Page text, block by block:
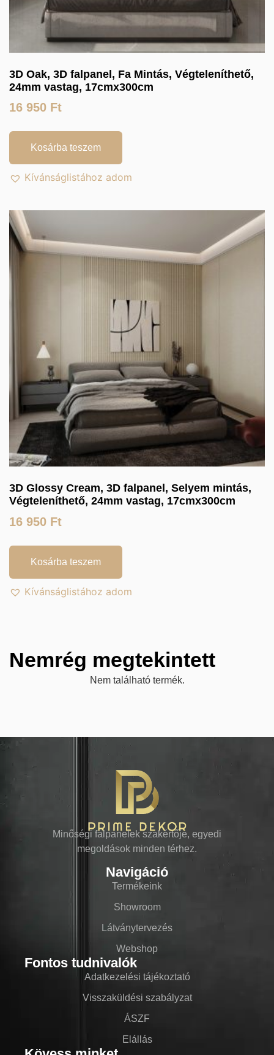
3D Oak, 3D falpanel, Fa Mintás, Végteleníthető,
24mm vastag, 17cmx300cm
16 950 Ft
Kosárba teszem
Kívánságlistához adom
3D Glossy Cream, 3D falpanel, Selyem mintás,
Végteleníthető, 24mm vastag, 17cmx300cm
16 950 Ft
Kosárba teszem
Kívánságlistához adom
Nemrég megtekintett
Nem található termék.
Minőségi falpanelek szakértője, egyedi
megoldások minden térhez.
Navigáció
Termékeink
Showroom
Látványtervezés
Webshop
Fontos tudnivalók
Adatkezelési tájékoztató
Visszaküldési szabályzat
ÁSZF
Elállás